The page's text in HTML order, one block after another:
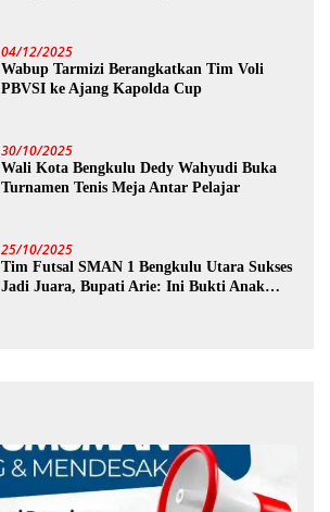
04/12/2025
Wabup Tarmizi Berangkatkan Tim Voli
PBVSI ke Ajang Kapolda Cup
30/10/2025
Wali Kota Bengkulu Dedy Wahyudi Buka
Turnamen Tenis Meja Antar Pelajar
25/10/2025
Tim Futsal SMAN 1 Bengkulu Utara Sukses
Jadi Juara, Bupati Arie: Ini Bukti Anak